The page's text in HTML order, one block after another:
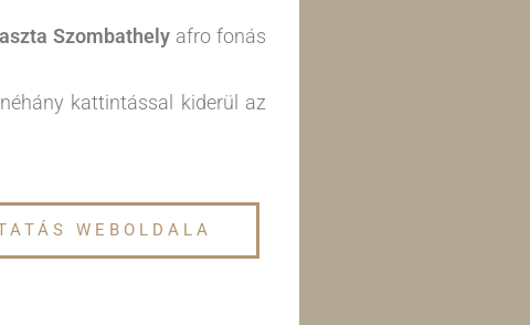
Szombathely afro fonás
kattintással kiderül az
WEBOLDALA